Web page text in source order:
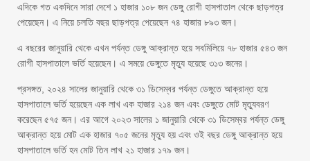
এদিকে গত একদিনে সারা দেশে ১ হাজার ১০৮ জন ডেঙ্গু রোগী হাসপাতাল থেকে ছাড়পত্র
পেয়েছেন। এ নিয়ে চলতি বছর ছাড়পত্র পেয়েছেন ৭৪ হাজার ৮৯৩ জন।
এ বছরের জানুয়ারি থেকে এখন পর্যন্ত ডেঙ্গু আক্রান্ত হয়ে সবমিলিয়ে ৭৮ হাজার ৫৪৩ জন
রোগী হাসপাতালে ভর্তি হয়েছেন। এ সময়ে ডেঙ্গুতে মৃত্যু হয়েছে ৩১৩ জনের।
প্রসঙ্গত, ২০২৪ সালের জানুয়ারি থেকে ৩১ ডিসেম্বর পর্যন্ত ডেঙ্গুতে আক্রান্ত হয়ে
হাসপাতালে ভর্তি হয়েছেন এক লাখ এক হাজার ২১৪ জন এবং ডেঙ্গুতে মোট মৃত্যুবরণ
করেছেন ৫৭৫ জন। এর আগে ২০২৩ সালের ১ জানুয়ারি থেকে ৩১ ডিসেম্বর পর্যন্ত ডেঙ্গু
আক্রান্ত হয়ে মোট এক হাজার ৭০৫ জনের মৃত্যু হয় এবং ওই বছর ডেঙ্গু আক্রান্ত হয়ে
হাসপাতালে ভর্তি হন মোট তিন লাখ ২১ হাজার ১৭৯ জন।